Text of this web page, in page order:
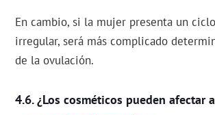
En cambio, si la mujer presenta un
irregular, será más complicado
de la ovulación.
¿Los cosméticos pueden afectar